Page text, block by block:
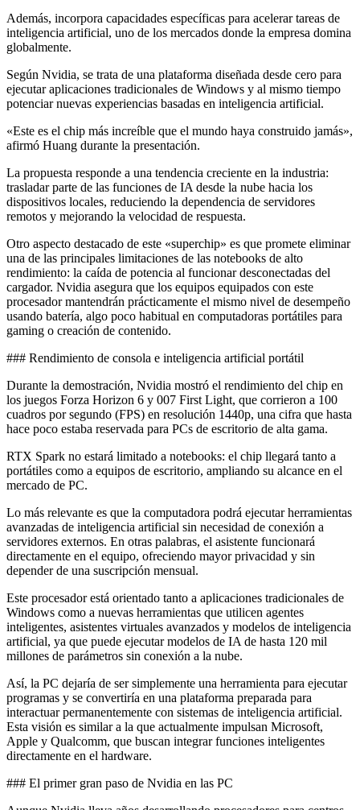
Además, incorpora capacidades específicas para acelerar tareas de
inteligencia artificial, uno de los mercados donde la empresa domina
globalmente.
Según Nvidia, se trata de una plataforma diseñada desde cero para
ejecutar aplicaciones tradicionales de Windows y al mismo tiempo
potenciar nuevas experiencias basadas en inteligencia artificial.
«Este es el chip más increíble que el mundo haya construido jamás»,
afirmó Huang durante la presentación.
La propuesta responde a una tendencia creciente en la industria:
trasladar parte de las funciones de IA desde la nube hacia los
dispositivos locales, reduciendo la dependencia de servidores
remotos y mejorando la velocidad de respuesta.
Otro aspecto destacado de este «superchip» es que promete eliminar
una de las principales limitaciones de las notebooks de alto
rendimiento: la caída de potencia al funcionar desconectadas del
cargador. Nvidia asegura que los equipos equipados con este
procesador mantendrán prácticamente el mismo nivel de desempeño
usando batería, algo poco habitual en computadoras portátiles para
gaming o creación de contenido.
### Rendimiento de consola e inteligencia artificial portátil
Durante la demostración, Nvidia mostró el rendimiento del chip en
los juegos Forza Horizon 6 y 007 First Light, que corrieron a 100
cuadros por segundo (FPS) en resolución 1440p, una cifra que hasta
hace poco estaba reservada para PCs de escritorio de alta gama.
RTX Spark no estará limitado a notebooks: el chip llegará tanto a
portátiles como a equipos de escritorio, ampliando su alcance en el
mercado de PC.
Lo más relevante es que la computadora podrá ejecutar herramientas
avanzadas de inteligencia artificial sin necesidad de conexión a
servidores externos. En otras palabras, el asistente funcionará
directamente en el equipo, ofreciendo mayor privacidad y sin
depender de una suscripción mensual.
Este procesador está orientado tanto a aplicaciones tradicionales de
Windows como a nuevas herramientas que utilicen agentes
inteligentes, asistentes virtuales avanzados y modelos de inteligencia
artificial, ya que puede ejecutar modelos de IA de hasta 120 mil
millones de parámetros sin conexión a la nube.
Así, la PC dejaría de ser simplemente una herramienta para ejecutar
programas y se convertiría en una plataforma preparada para
interactuar permanentemente con sistemas de inteligencia artificial.
Esta visión es similar a la que actualmente impulsan Microsoft,
Apple y Qualcomm, que buscan integrar funciones inteligentes
directamente en el hardware.
### El primer gran paso de Nvidia en las PC